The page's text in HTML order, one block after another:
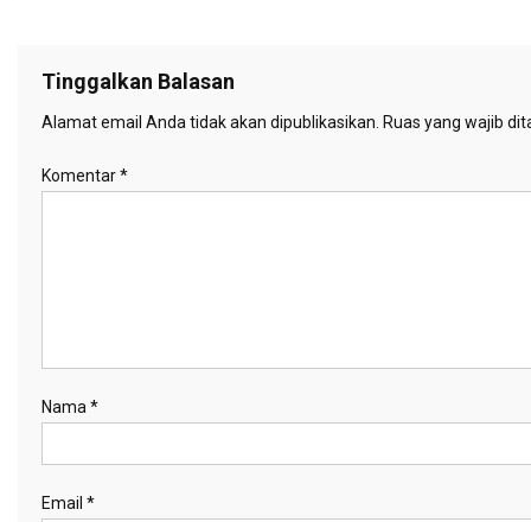
Tinggalkan Balasan
Alamat email Anda tidak akan dipublikasikan. Ruas yang wajib
Komentar*
Nama *
Email *